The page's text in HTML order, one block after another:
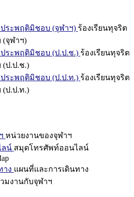
ระพฤติมิชอบ (จุฬาฯ) ร้องเรียนทุจริต
(จุฬาฯ)
ระพฤติมิชอบ (ป.ป.ช.) ร้องเรียนทุจริต
(ป.ป.ช.)
ระพฤติมิชอบ (ป.ป.ท.) ร้องเรียนทุจริต
(ป.ป.ท.)
หน่วยงานของจุฬาฯ
ลน์ สมุดโทรศัพท์ออนไลน์
าง แผนที่และการเดินทาง
มงานกับจุฬาฯ